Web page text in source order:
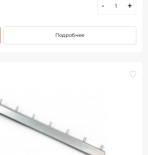
- +
Подробнее